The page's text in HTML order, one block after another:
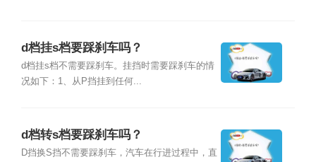
d档挂s档要踩刹车吗？
d档挂s档不需要踩刹车。挂挡时需要踩刹车的情
况如下：1、从P挡挂到任何...
d档转s档要踩刹车吗？
D挡换S挡不需要踩刹车，汽车在行进过程中，直